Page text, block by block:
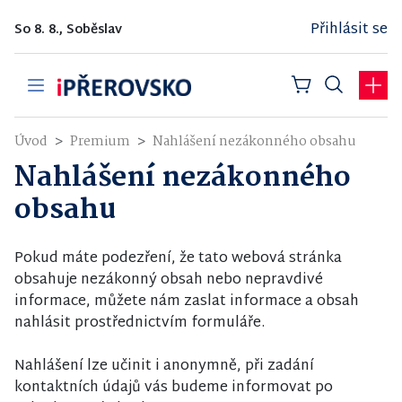
So 8. 8., Soběslav Přihlásit se
Úvod Premium Nahlášení nezákonného obsahu
Nahlášení nezákonného
obsahu
Pokud máte podezření, že tato webová stránka
obsahuje nezákonný obsah nebo nepravdivé
informace, můžete nám zaslat informace a obsah
nahlásit prostřednictvím formuláře.
Nahlášení lze učinit i anonymně, při zadání
kontaktních údajů vás budeme informovat po